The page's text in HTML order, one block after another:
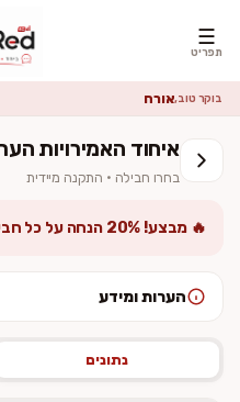
☰
תפריט
בוקר טוב,אורח
איחוד האמירויות
בחרו חבילה · התקנה מיידית
🔥 מבצע! 20% הנחה על כל חבילות איחוד האמירויות הערביות
הערות ומידע
וכולל מע״מ. ההתקנה מיידית — לא
נתונים